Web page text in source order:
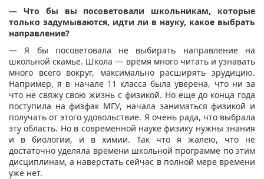
— Что бы вы посоветовали школьникам, которые
только задумываются, идти ли в науку, какое выбрать
направление?
— Я бы посоветовала не выбирать направление на
школьной скамье. Школа — время много читать и узнавать
много всего вокруг, максимально расширять эрудицию.
Например, я в начале 11 класса была уверена, что ни за
что не свяжу свою жизнь с физикой. Но еще до конца года
поступила на физфак МГУ, начала заниматься физикой и
получать от этого удовольствие. Я очень рада, что выбрала
эту область. Но в современной науке физику нужны знания
и в биологии, и в химии. Так что я жалею, что не
достаточно уделяла времени школьной программе по этим
дисциплинам, а наверстать сейчас в полной мере времени
уже нет.